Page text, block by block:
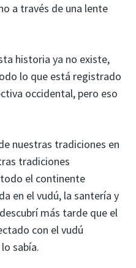
a través de una lente
historia ya no existe,
lo que está registrado
occidental, pero eso
nuestras tradiciones en
tradiciones
el continente
en el vudú, la santería y
más tarde que el
con el vudú
sabía.